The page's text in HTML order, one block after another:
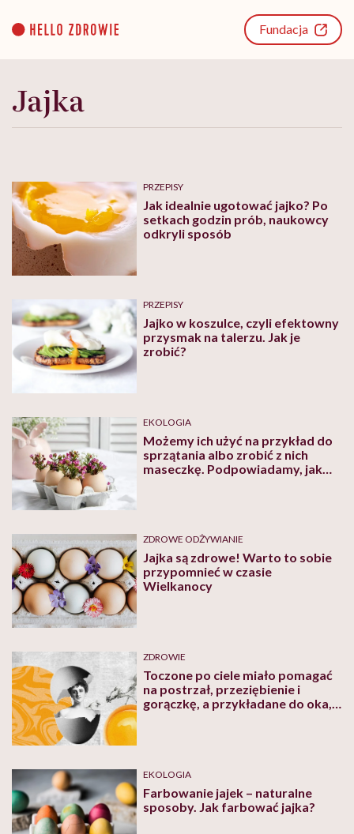
content
Fundacja
Jajka
PRZEPISY
Jak idealnie ugotować jajko? Po
setkach godzin prób, naukowcy
odkryli sposób
PRZEPISY
Jajko w koszulce, czyli efektowny
przysmak na talerzu. Jak je
zrobić?
EKOLOGIA
Możemy ich użyć na przykład do
sprzątania albo zrobić z nich
maseczkę. Podpowiadamy, jak
ZDROWE ODŻYWIANIE
Jajka są zdrowe! Warto to sobie
przypomnieć w czasie
Wielkanocy
ZDROWIE
Toczone po ciele miało pomagać
na postrzał, przeziębienie i
gorączkę, a przykładane do oka,
EKOLOGIA
Farbowanie jajek – naturalne
sposoby. Jak farbować jajka?